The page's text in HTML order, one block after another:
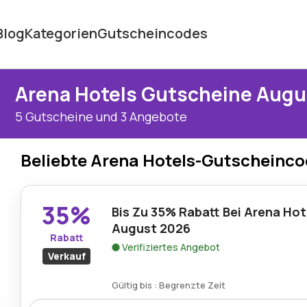
KategorienGutscheincodes
Arena Hotels Gutscheine
5 Gutscheine und 3 Angebote
Beliebte Arena Hotels-
35%
Rabatt
Verkauf
Bis Zu 35% Rabatt Bei Arena
August 2026
Verifiziertes Angebot
Gültig bis : Begrenzte Zeit